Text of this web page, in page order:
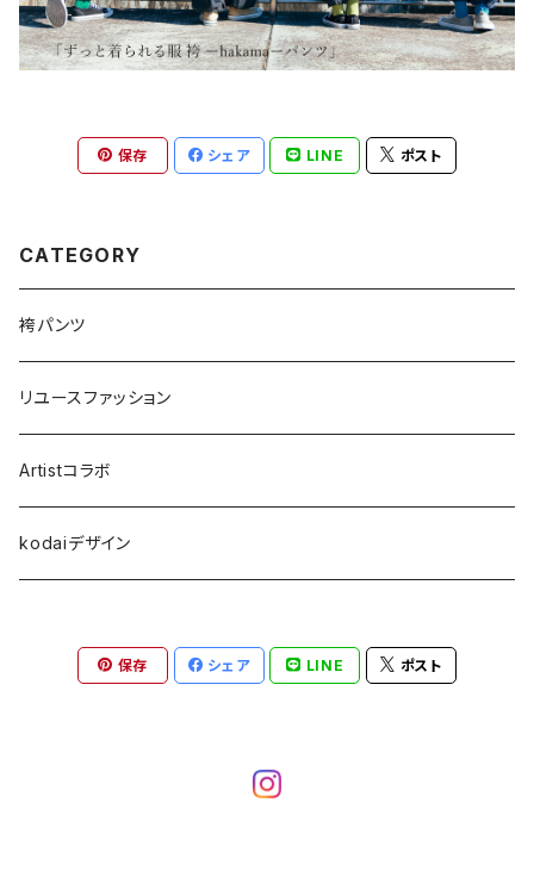
保存 シェア LINE ポスト
CATEGORY
袴パンツ
リユースファッション
Artistコラボ
kodaiデザイン
保存 シェア LINE ポスト